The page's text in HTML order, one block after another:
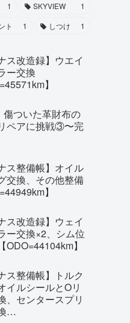
1 SKYVIEW
1
ト 1 しつけ 1
ス改造録】ウエイ
ー交換
】
傷ついた革財布の
ペアに挑戦③〜完
ス整備帳】オイル
交換、その他整備
】
ス改造録】ウェイ
ー交換×2、シム位
ODO=44104km】
ス整備帳】トルク
イルシールとOリ
、センタースプリ